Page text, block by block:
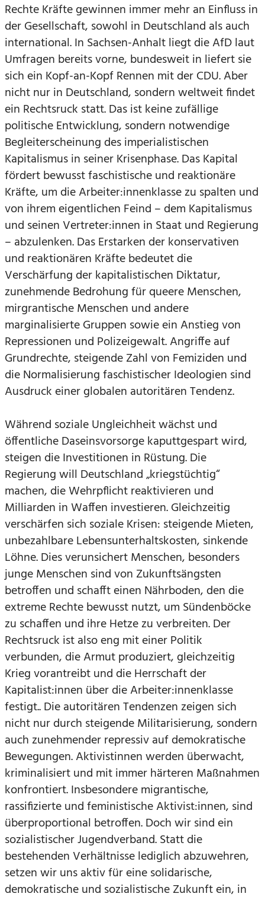
Rechte Kräfte gewinnen immer mehr an Einfluss in
der Gesellschaft, sowohl in Deutschland als auch
international. In Sachsen-Anhalt liegt die AfD laut
Umfragen bereits vorne, bundesweit in liefert sie
sich ein Kopf-an-Kopf Rennen mit der CDU. Aber
nicht nur in Deutschland, sondern weltweit findet
ein Rechtsruck statt. Das ist keine zufällige
politische Entwicklung, sondern notwendige
Begleiterscheinung des imperialistischen
Kapitalismus in seiner Krisenphase. Das Kapital
fördert bewusst faschistische und reaktionäre
Kräfte, um die Arbeiter:innenklasse zu spalten und
von ihrem eigentlichen Feind – dem Kapitalismus
und seinen Vertreter:innen in Staat und Regierung
– abzulenken. Das Erstarken der konservativen
und reaktionären Kräfte bedeutet die
Verschärfung der kapitalistischen Diktatur,
zunehmende Bedrohung für queere Menschen,
mirgrantische Menschen und andere
marginalisierte Gruppen sowie ein Anstieg von
Repressionen und Polizeigewalt. Angriffe auf
Grundrechte, steigende Zahl von Femiziden und
die Normalisierung faschistischer Ideologien sind
Ausdruck einer globalen autoritären Tendenz.
Während soziale Ungleichheit wächst und
öffentliche Daseinsvorsorge kaputtgespart wird,
steigen die Investitionen in Rüstung. Die
Regierung will Deutschland „kriegstüchtig“
machen, die Wehrpflicht reaktivieren und
Milliarden in Waffen investieren. Gleichzeitig
verschärfen sich soziale Krisen: steigende Mieten,
unbezahlbare Lebensunterhaltskosten, sinkende
Löhne. Dies verunsichert Menschen, besonders
junge Menschen sind von Zukunftsängsten
betroffen und schafft einen Nährboden, den die
extreme Rechte bewusst nutzt, um Sündenböcke
zu schaffen und ihre Hetze zu verbreiten. Der
Rechtsruck ist also eng mit einer Politik
verbunden, die Armut produziert, gleichzeitig
Krieg vorantreibt und die Herrschaft der
Kapitalist:innen über die Arbeiter:innenklasse
festigt.. Die autoritären Tendenzen zeigen sich
nicht nur durch steigende Militarisierung, sondern
auch zunehmender repressiv auf demokratische
Bewegungen. Aktivistinnen werden überwacht,
kriminalisiert und mit immer härteren Maßnahmen
konfrontiert. Insbesondere migrantische,
rassifizierte und feministische Aktivist:innen, sind
überproportional betroffen. Doch wir sind ein
sozialistischer Jugendverband. Statt die
bestehenden Verhältnisse lediglich abzuwehren,
setzen wir uns aktiv für eine solidarische,
demokratische und sozialistische Zukunft ein, in